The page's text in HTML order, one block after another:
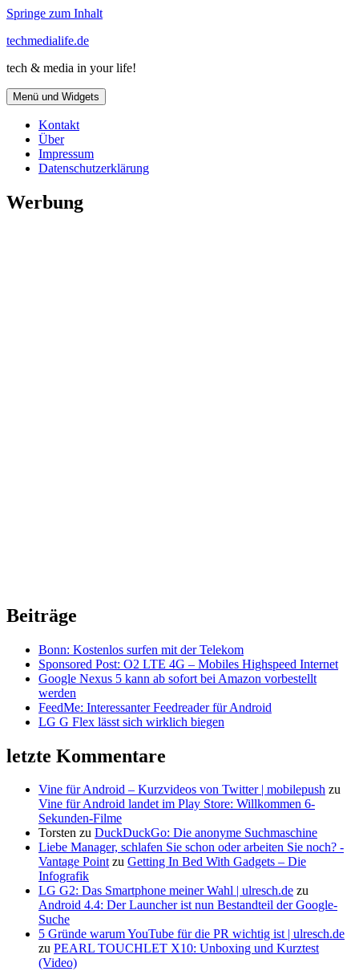
Springe zum Inhalt
techmedialife.de
tech & media in your life!
Menü und Widgets
Kontakt
Über
Impressum
Datenschutzerklärung
Werbung
Beiträge
Bonn: Kostenlos surfen mit der Telekom
Sponsored Post: O2 LTE 4G – Mobiles Highspeed Internet
Google Nexus 5 kann ab sofort bei Amazon vorbestellt
werden
FeedMe: Interessanter Feedreader für Android
LG G Flex lässt sich wirklich biegen
letzte Kommentare
Vine für Android – Kurzvideos von Twitter | mobilepush zu
Vine für Android landet im Play Store: Willkommen 6-
Sekunden-Filme
Torsten zu DuckDuckGo: Die anonyme Suchmaschine
Liebe Manager, schlafen Sie schon oder arbeiten Sie noch? -
Vantage Pointzu Getting In Bed With Gadgets – Die
Infografik
LG G2: Das Smartphone meiner Wahl | ulresch.de zu
Android 4.4: Der Launcher ist nun Bestandteil der Google-
Suche
5 Gründe warum YouTube für die PR wichtig ist | ulresch.de
zu PEARL TOUCHLET X10: Unboxing und Kurztest
(Video)